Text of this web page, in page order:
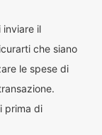
inviare il
che siano
le spese di
prima di